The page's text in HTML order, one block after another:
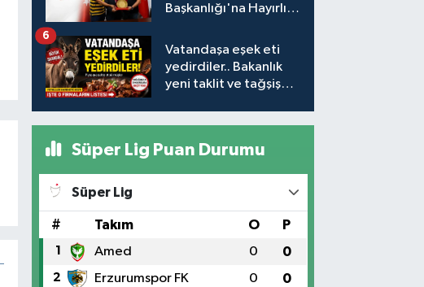
Başkanlığı'na Hayırlı
Vatandaşa eşek eti
yedirdiler.. Bakanlık
yeni taklit ve tağşiş
6
Süper Lig Puan Durumu
Süper Lig
# Takım O P
1 Amed 0 0
2 Erzurumspor FK 0 0